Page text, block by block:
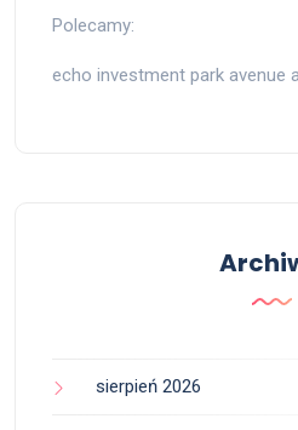
Polecamy:
echo investment park avenue
sierpień 2026